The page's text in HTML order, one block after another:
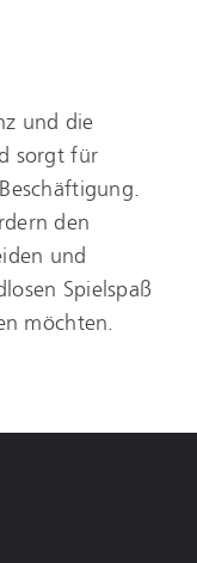
und die
sorgt für
den
und
Spielspaß
möchten.